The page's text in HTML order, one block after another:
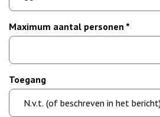
Maximum aantal personen *
Toegang